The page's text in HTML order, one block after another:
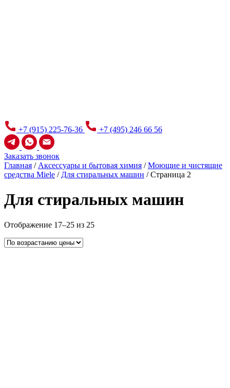
+7 (915) 225-76-36 +7 (495) 246 66 56
Заказать звонок
Главная / Аксессуары и бытовая химия /Моющие и чистящие
средства Miele / Для стиральных машин /Страница 2
Для стиральных машин
Отображение 17–25 из 25Цены: